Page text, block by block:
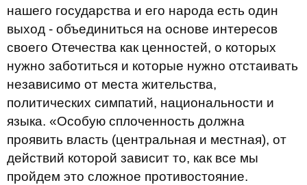
нашего государства и его народа есть один
выход - объединиться на основе интересов
своего Отечества как ценностей, о которых
нужно заботиться и которые нужно отстаивать
независимо от места жительства,
политических симпатий, национальности и
языка. «Особую сплоченность должна
проявить власть (центральная и местная), от
действий которой зависит то, как все мы
пройдем это сложное противостояние.